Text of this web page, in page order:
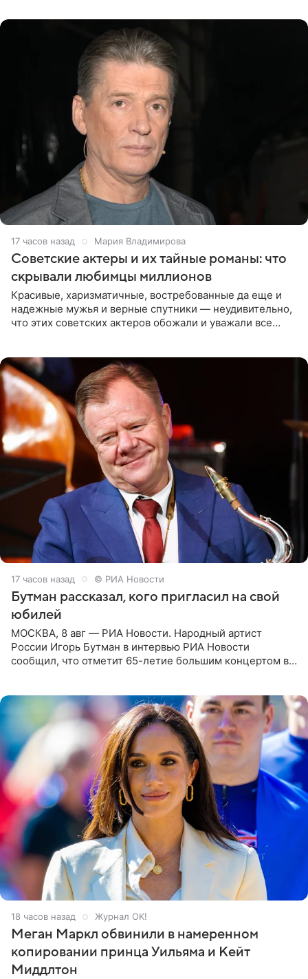
17 часов назад Мария Владимирова
Советские актеры и их тайные романы: что
скрывали любимцы миллионов
Красивые, харизматичные, востребованные да еще и
надежные мужья и верные спутники — неудивительно,
что этих советских актеров обожали и уважали все
17 часов назад © РИА Новости
Бутман рассказал, кого пригласил на свой
юбилей
МОСКВА, 8 авг — РИА Новости. Народный артист
России Игорь Бутман в интервью РИА Новости
сообщил, что отметит 65-летие большим концертом в
18 часов назад Журнал OK!
Меган Маркл обвинили в намеренном
копировании принца Уильяма и Кейт
Миддлтон